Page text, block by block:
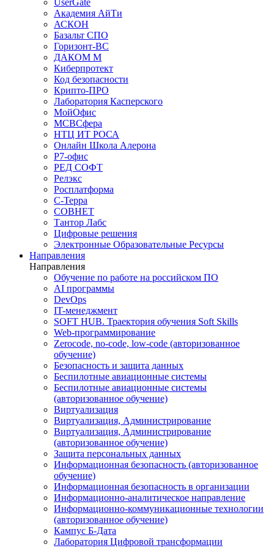
UserGate
Академия АйТи
АСКОН
Базальт СПО
Горизонт-ВС
ДАКОМ М
Киберпротект
Код безопасности
Крипто-ПРО
Лаборатория Касперского
МойОфис
МСВСфера
НТЦ ИТ РОСА
Онлайн Школа Алерона
Р7-офис
РЕД СОФТ
Релэкс
Росплатформа
С-Терра
СОВНЕТ
Тантор Лабс
Цифровые решения
Электронные Образовательные Ресурсы
Направления
Направления
Обучение по работе на российском ПО
AI программы
DevOps
IT-менеджмент
SOFT HUB. Траектория обучения Soft Skills
Web-программирование
Zerocode, no-code, low-code (авторизованное
обучение)
Безопасность и защита данных
Беспилотные авиационные системы
Беспилотные авиационные системы
(авторизованное обучение)
Виртуализация
Виртуализация, Администрирование
Виртуализация, Администрирование
(авторизованное обучение)
Защита персональных данных
Информационная безопасность (авторизованное
обучение)
Информационная безопасность в организации
Информационно-аналитическое направление
Информационно-коммуникационные технологии
(авторизованное обучение)
Кампус Б-Дата
Лаборатория Цифровой трансформации